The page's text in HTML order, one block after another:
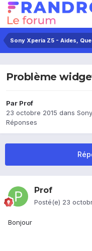
Sony Xperia Z5 - Aides,
Problème
Par Prof
23 octobre 2015 dans
Réponses
Prof
Posté(e) 23
Bonjour